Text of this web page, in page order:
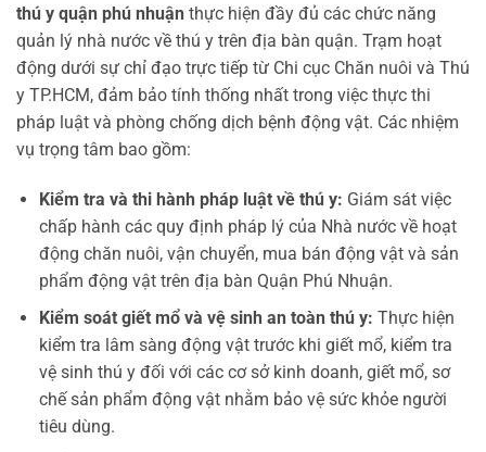
thú y quận phú nhuận thực hiện đầy đủ các chức năng
quản lý nhà nước về thú y trên địa bàn quận. Trạm hoạt
động dưới sự chỉ đạo trực tiếp từ Chi cục Chăn nuôi và Thú
y TP.HCM, đảm bảo tính thống nhất trong việc thực thi
pháp luật và phòng chống dịch bệnh động vật. Các nhiệm
vụ trọng tâm bao gồm:
Kiểm tra và thi hành pháp luật về thú y: Giám sát việc
chấp hành các quy định pháp lý của Nhà nước về hoạt
động chăn nuôi, vận chuyển, mua bán động vật và sản
phẩm động vật trên địa bàn Quận Phú Nhuận.
Kiểm soát giết mổ và vệ sinh an toàn thú y: Thực hiện
kiểm tra lâm sàng động vật trước khi giết mổ, kiểm tra
vệ sinh thú y đối với các cơ sở kinh doanh, giết mổ, sơ
chế sản phẩm động vật nhằm bảo vệ sức khỏe người
tiêu dùng.